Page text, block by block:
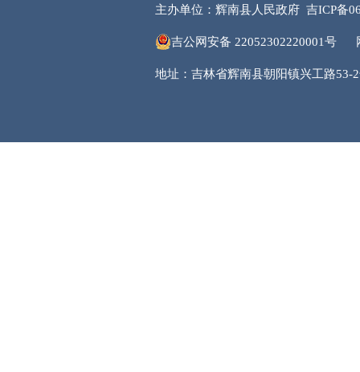
主办单位：辉南县人民政府 吉ICP备
吉公网安备 22052302220001号
地址：吉林省辉南县朝阳镇兴工路53-